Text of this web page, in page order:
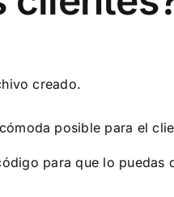
creado.
posible para el
para que lo puedas